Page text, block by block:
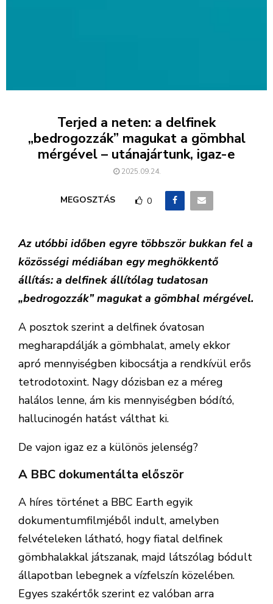
Terjed a neten: a delfinek
„bedrogozzák” magukat a gömbhal
mérgével – utánajártunk, igaz-e
2025.09.24.
MEGOSZTÁS 0
Az utóbbi időben egyre többször bukkan fel a
közösségi médiában egy meghökkentő
állítás: a delfinek állítólag tudatosan
„bedrogozzák” magukat a gömbhal mérgével.
A posztok szerint a delfinek óvatosan
megharapdálják a gömbhalat, amely ekkor
apró mennyiségben kibocsátja a rendkívül erős
tetrodotoxint. Nagy dózisban ez a méreg
halálos lenne, ám kis mennyiségben bódító,
hallucinogén hatást válthat ki.
De vajon igaz ez a különös jelenség?
A BBC dokumentálta először
A híres történet a BBC Earth egyik
dokumentumfilmjéből indult, amelyben
felvételeken látható, hogy fiatal delfinek
gömbhalakkal játszanak, majd látszólag bódult
állapotban lebegnek a vízfelszín közelében.
Egyes szakértők szerint ez valóban arra